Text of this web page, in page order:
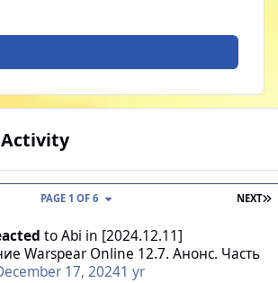
NEXT
PAGE 1 OF 6
toAbi in [2024.12.11]
Warspear Online 12.7. Анонс. Часть
17, 20241 yr